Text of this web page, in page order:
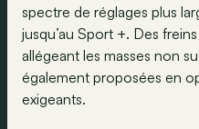
spectre de réglages plus
jusqu’au Sport +. Des
allégeant les masses non
également proposées en
exigeants.